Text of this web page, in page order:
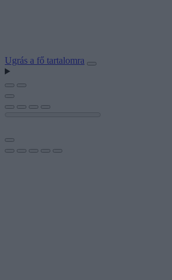
Ugrás a fő tartalomra